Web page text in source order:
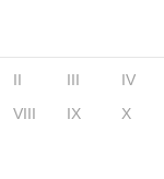
II III IV
VIII IX X